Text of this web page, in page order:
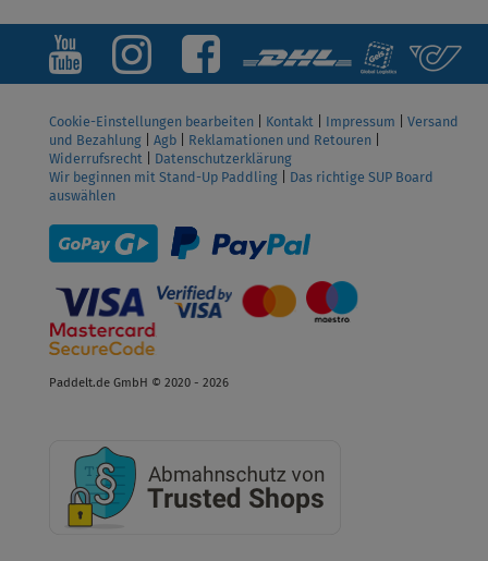
Cookie-Einstellungen bearbeiten Kontakt Impressum
Versand
und Bezahlung
Agb Reklamationen und Retouren
Widerrufsrecht
Datenschutzerklärung
Wir beginnen mit Stand-Up Paddling
Das richtige SUP Board
auswählen
Paddelt.de GmbH © 2020 - 2026